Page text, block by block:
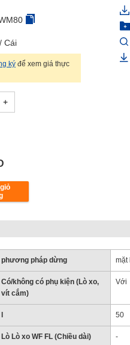
/ Cái
ký để xem giá thực
phương pháp dừng mặt
Có/không có phụ kiện (Lò xo,
vít cắm)
Với
50
Lò Lò xo WF FL (Chiều dài) -